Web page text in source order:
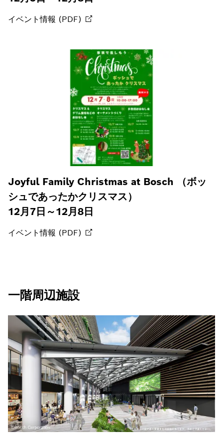
イベント情報 (PDF)
Joyful Family Christmas at Bosch （ボッ
シュであったかクリスマス）
12月7日～12月8日
イベント情報 (PDF)
一階周辺施設